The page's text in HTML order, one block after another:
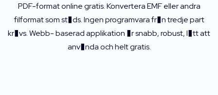
PDF-format online gratis. Konvertera EMF eller andra
filformat som st�ds. Ingen programvara fr�n tredje part
kr�vs. Webb- baserad applikation �r snabb, robust, l�tt att
anv�nda och helt gratis.